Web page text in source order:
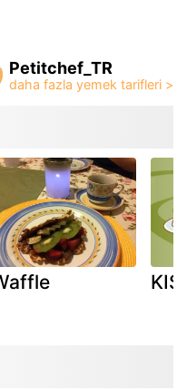
Petitchef_TR